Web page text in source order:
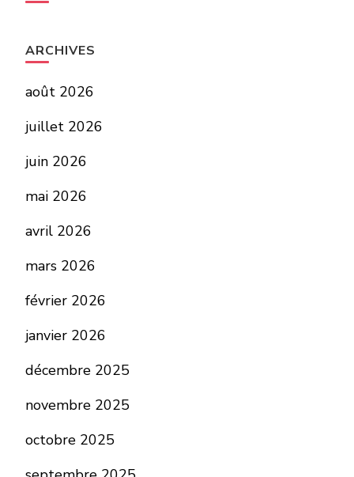
ARCHIVES
août 2026
juillet 2026
juin 2026
mai 2026
avril 2026
mars 2026
février 2026
janvier 2026
décembre 2025
novembre 2025
octobre 2025